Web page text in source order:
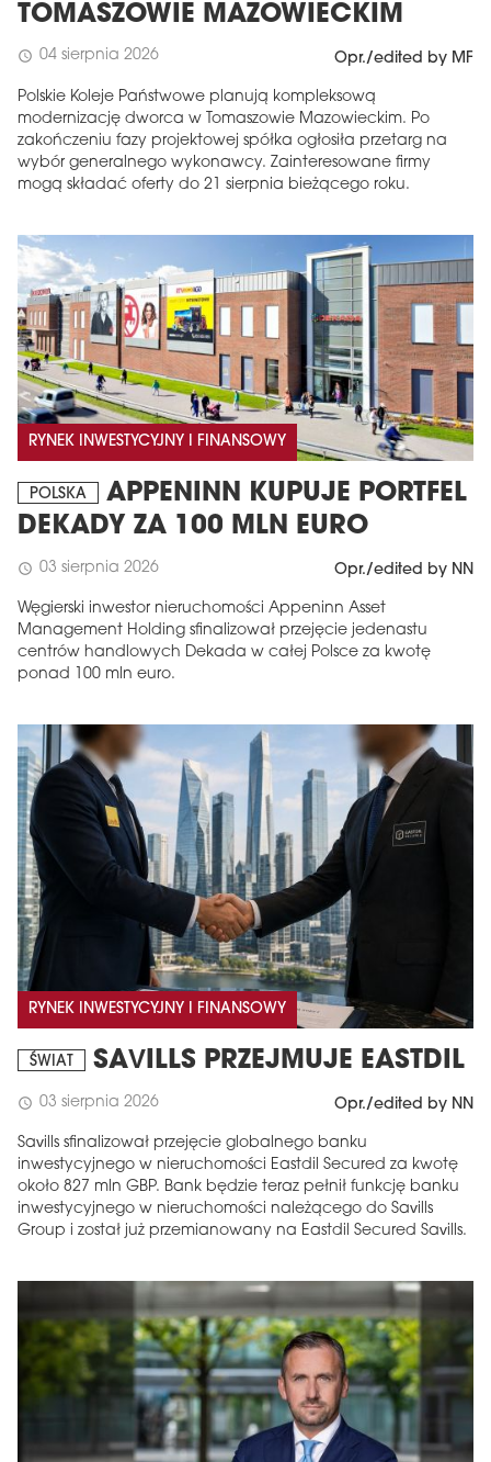
TOMASZOWIE MAZOWIECKIM
schedule 04 sierpnia 2026 Opr./edited by MF
Polskie Koleje Państwowe planują kompleksową
modernizację dworca w Tomaszowie Mazowieckim. Po
zakończeniu fazy projektowej spółka ogłosiła przetarg na
wybór generalnego wykonawcy. Zainteresowane firmy
mogą składać oferty do 21 sierpnia bieżącego roku.
RYNEK INWESTYCYJNY I FINANSOWY
POLSKA
APPENINN KUPUJE PORTFEL
DEKADY ZA 100 MLN EURO
schedule 03 sierpnia 2026 Opr./edited by NN
Węgierski inwestor nieruchomości Appeninn Asset
Management Holding sfinalizował przejęcie jedenastu
centrów handlowych Dekada w całej Polsce za kwotę
ponad 100 mln euro.
RYNEK INWESTYCYJNY I FINANSOWY
ŚWIAT SAVILLS PRZEJMUJE EASTDIL
schedule 03 sierpnia 2026 Opr./edited by NN
Savills sfinalizował przejęcie globalnego banku
inwestycyjnego w nieruchomości Eastdil Secured za kwotę
około 827 mln GBP. Bank będzie teraz pełnił funkcję banku
inwestycyjnego w nieruchomości należącego do Savills
Group i został już przemianowany na Eastdil Secured Savills.